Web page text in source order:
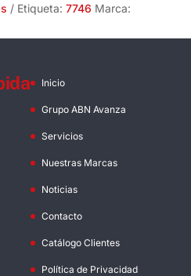
Etiqueta: 7746 Marca:
Inicio
Grupo ABN Avanza
Servicios
Nuestras Marcas
Noticias
Contacto
Catálogo Clientes
Política de Privacidad